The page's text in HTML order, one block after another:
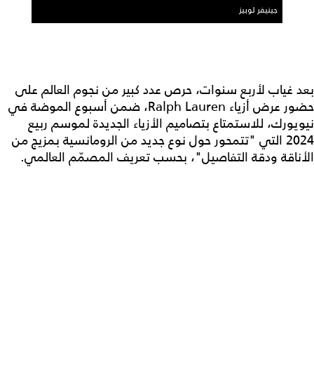
جينيفر لوبيز
بعد غياب لأربع سنوات، حرص عدد كبير من نجوم العالم على
حضور عرض أزياء Ralph Lauren، ضمن أسبوع الموضة في
نيويورك، للاستمتاع بتصاميم الأزياء الجديدة لموسم ربيع
2024 التي "تتمحور حول نوع جديد من الرومانسية بمزيج من
الأناقة ودقة التفاصيل"، بحسب تعريف المصمّم العالمي.